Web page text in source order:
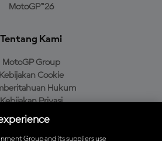
MotoGP™26
Tentang Kami
MotoGP Group
Kebijakan Cookie
Hukum
Kebijakan Privasi
Pembelian
Group and its suppliers use